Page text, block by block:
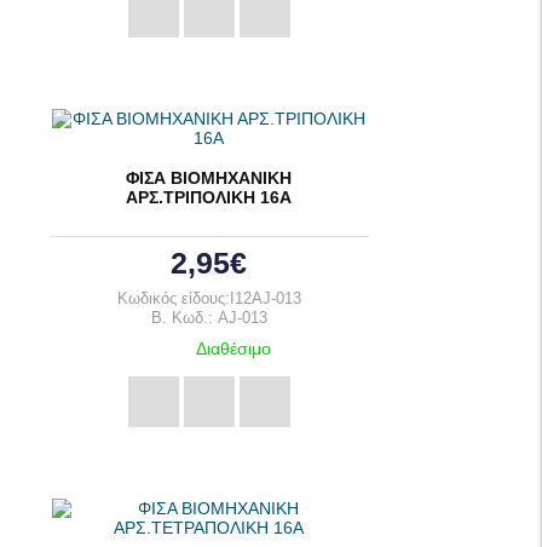
ΦΙΣΑ ΒΙΟΜΗΧΑΝΙΚΗ
ΑΡΣ.ΤΡΙΠΟΛΙΚΗ 16Α
2,95€
Κωδικός είδους:I12AJ-013
B. Κωδ.: AJ-013
Διαθέσιμο